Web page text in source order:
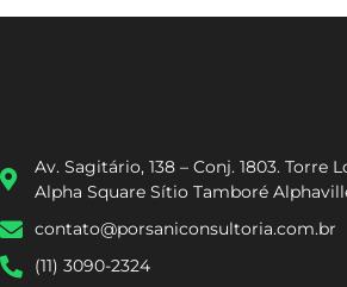
Av. Sagitário, 138 – Conj. 1803. Torre